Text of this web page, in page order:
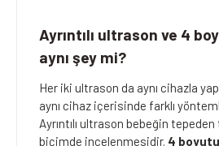
Ayrıntılı ultrason ve 4
aynı şey mi?
Her iki ultrason da aynı cihazla
aynı cihaz içerisinde farklı
Ayrıntılı ultrason bebeğin tepeden
biçimde incelenmesidir. 4